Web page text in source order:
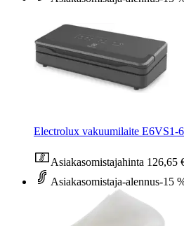
Electrolux vakuumilaite E6VS1-
Asiakasomistajahinta 126,65
Asiakasomistaja-alennus-15